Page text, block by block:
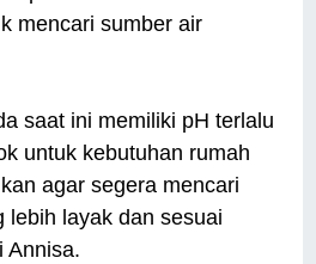
mencari sumber air
saat ini memiliki pH terlalu
untuk kebutuhan rumah
agar segera mencari
lebih layak dan sesuai
Annisa.